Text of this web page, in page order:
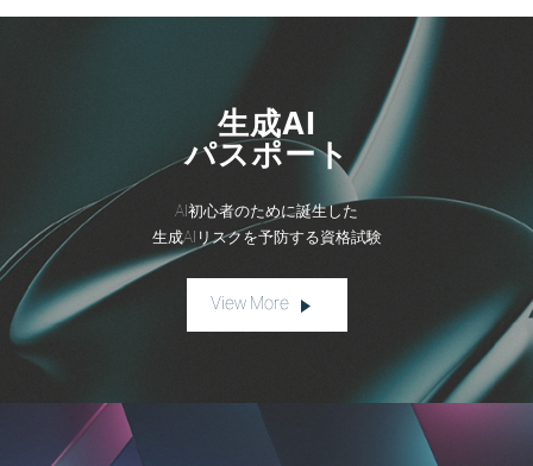
生成AI
パスポート
AI初心者のために誕生した
生成AIリスクを予防する資格試験
View More